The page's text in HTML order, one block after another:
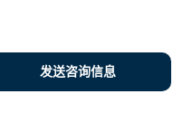
发送咨询信息